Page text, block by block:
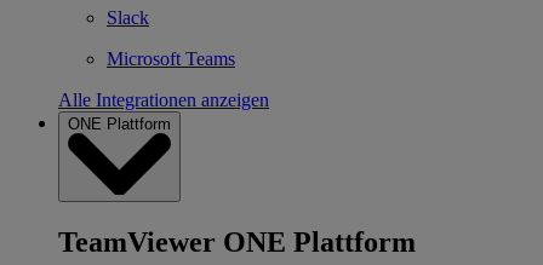
Slack
Microsoft Teams
Alle Integrationen anzeigen
ONE Plattform
TeamViewer ONE Plattform